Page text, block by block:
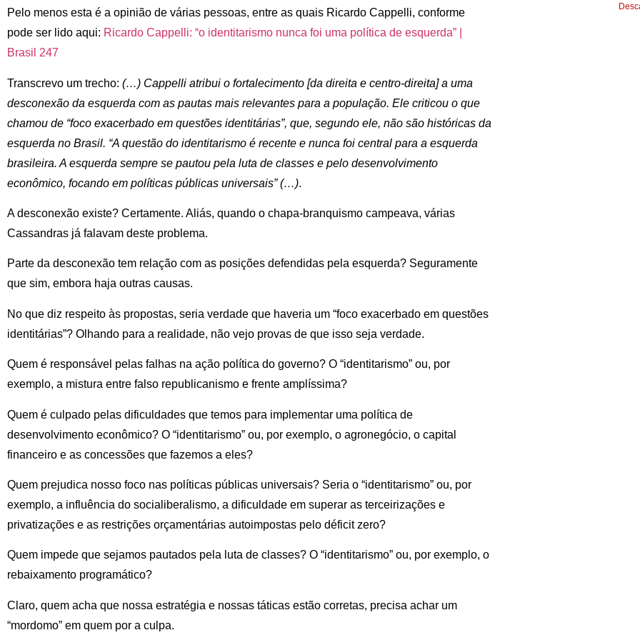
Pelo menos esta é a opinião de várias pessoas, entre as quais Ricardo Cappelli, conforme
pode ser lido aqui: Ricardo Cappelli: “o identitarismo nunca foi uma política de esquerda” |
Brasil 247
Transcrevo um trecho: (…) Cappelli atribui o fortalecimento [da direita e centro-direita] a uma
desconexão da esquerda com as pautas mais relevantes para a população. Ele criticou o que
chamou de “foco exacerbado em questões identitárias”, que, segundo ele, não são históricas da
esquerda no Brasil. “A questão do identitarismo é recente e nunca foi central para a esquerda
brasileira. A esquerda sempre se pautou pela luta de classes e pelo desenvolvimento
econômico, focando em políticas públicas universais” (…).
A desconexão existe? Certamente. Aliás, quando o chapa-branquismo campeava, várias
Cassandras já falavam deste problema.
Parte da desconexão tem relação com as posições defendidas pela esquerda? Seguramente
que sim, embora haja outras causas.
No que diz respeito às propostas, seria verdade que haveria um “foco exacerbado em questões
identitárias”? Olhando para a realidade, não vejo provas de que isso seja verdade.
Quem é responsável pelas falhas na ação política do governo? O “identitarismo” ou, por
exemplo, a mistura entre falso republicanismo e frente amplíssima?
Quem é culpado pelas dificuldades que temos para implementar uma política de
desenvolvimento econômico? O “identitarismo” ou, por exemplo, o agronegócio, o capital
financeiro e as concessões que fazemos a eles?
Quem prejudica nosso foco nas políticas públicas universais? Seria o “identitarismo” ou, por
exemplo, a influência do socialiberalismo, a dificuldade em superar as terceirizações e
privatizações e as restrições orçamentárias autoimpostas pelo déficit zero?
Quem impede que sejamos pautados pela luta de classes? O “identitarismo” ou, por exemplo, o
rebaixamento programático?
Claro, quem acha que nossa estratégia e nossas táticas estão corretas, precisa achar um
“mordomo” em quem por a culpa.